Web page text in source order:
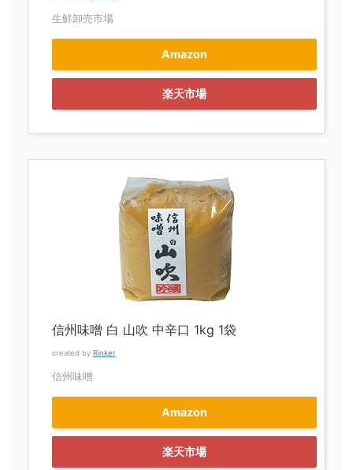
生鮮卸売市場
Amazon
楽天市場
信州味噌 白 山吹 中辛口 1kg 1袋
created by Rinker
信州味噌
Amazon
楽天市場